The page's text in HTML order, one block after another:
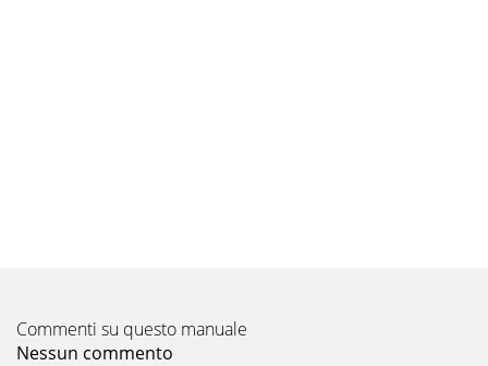
Commenti su questo manuale
Nessun commento